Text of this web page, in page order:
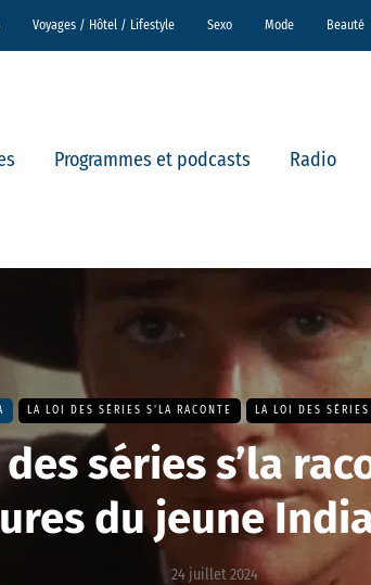
Voyages / Hôtel / Lifestyle Sexo Mode Beauté
Programmes et podcasts Radio
LA LOI DES SÉRIES S'LA RACONTE LA LOI DES
séries s’la
du jeune
24 juillet 2024